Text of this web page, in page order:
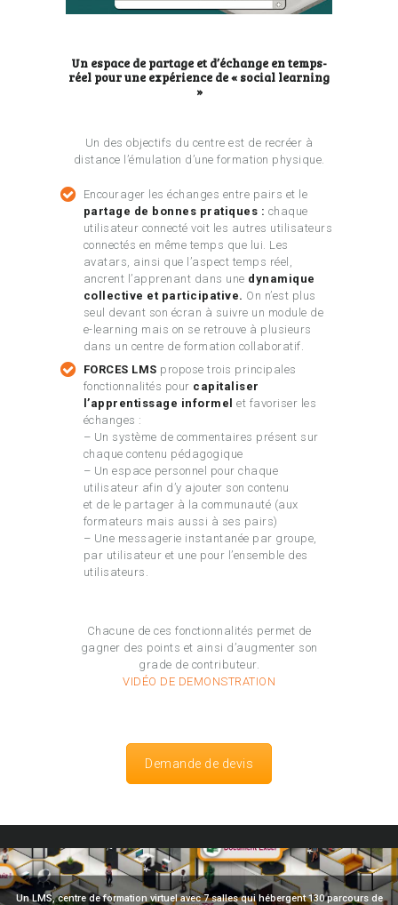
Un espace de partage et d’échange en temps-
réel pour une expérience de « social learning
»
Un des objectifs du centre est de recréer à
distance l’émulation d’une formation physique.
Encourager les échanges entre pairs et le
partage de bonnes pratiques : chaque
utilisateur connecté voit les autres utilisateurs
connectés en même temps que lui. Les
avatars, ainsi que l’aspect temps réel,
ancrent l’apprenant dans une dynamique
collective et participative. On n’est plus
seul devant son écran à suivre un module de
e-learning mais on se retrouve à plusieurs
dans un centre de formation collaboratif.
FORCES LMS propose trois principales
fonctionnalités pour capitaliser
l’apprentissage informel et favoriser les
échanges :
– Un système de commentaires présent sur
chaque contenu pédagogique
– Un espace personnel pour chaque
utilisateur afin d’y ajouter son contenu
et de le partager à la communauté (aux
formateurs mais aussi à ses pairs)
– Une messagerie instantanée par groupe,
par utilisateur et une pour l’ensemble des
utilisateurs.
Chacune de ces fonctionnalités permet de
gagner des points et ainsi d’augmenter son
grade de contributeur.
VIDÉO DE DEMONSTRATION
Demande de devis
Un LMS, centre de formation virtuel avec 7 salles qui hébergent 130 parcours de